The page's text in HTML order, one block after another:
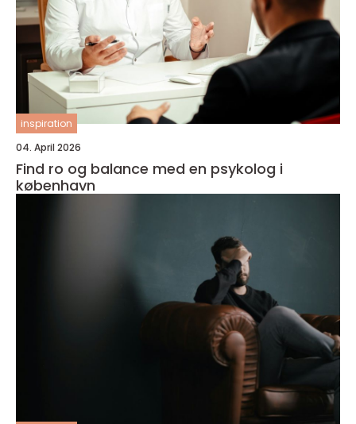
inspiration
04. April 2026
Find ro og balance med en psykolog i
københavn